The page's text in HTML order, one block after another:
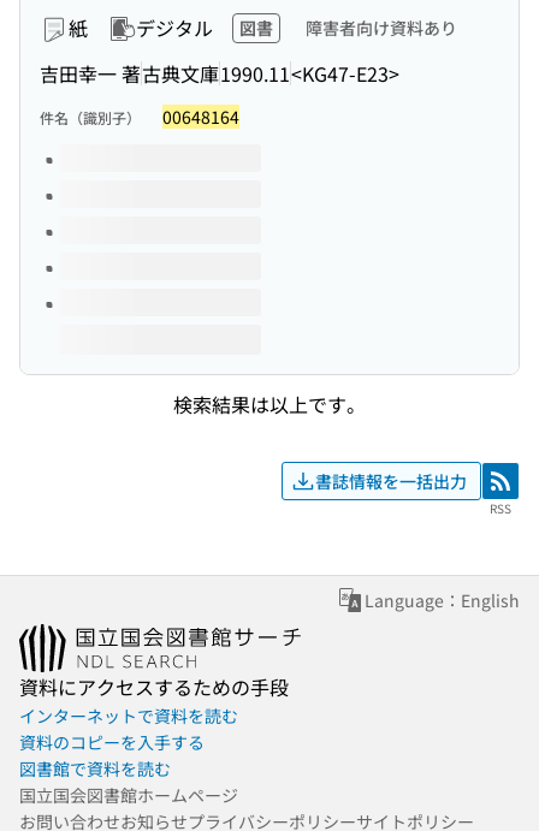
紙 デジタル 図書 障害者向け資料あり
吉田幸一 著古典文庫1990.11<KG47-E23>
件名（識別子） 00648164
このタイトルの巻号
検索結果は以上です。
書誌情報を一括出力 RSS
RSS
Language：English
資料にアクセスするための手段
インターネットで資料を読む
資料のコピーを入手する
図書館で資料を読む
国立国会図書館ホームページ
お問い合わせお知らせプライバシーポリシーサイトポリシー